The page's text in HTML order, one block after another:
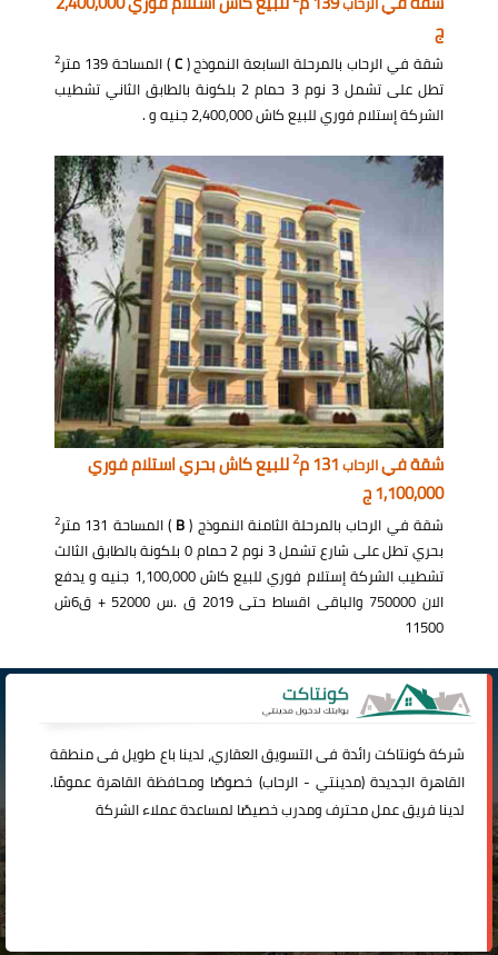
ج
شقة في الرحاب بالمرحلة السابعة النموذج (C) المساحة 139 متر 2
تطل على تشمل 3 نوم 3 حمام 2 بلكونة بالطابق الثاني تشطيب
الشركة إستلام فوري للبيع كاش 2,400,000 جنيه و .
شقة فيالرحاب 2للبيع كاش بحري استلام فوري
1,100,000 ج
شقة في الرحاب بالمرحلة الثامنة النموذج (B ) المساحة 131 متر 2
بحري تطل على شارع تشمل 3 نوم 2 حمام 0 بلكونة بالطابق الثالث
تشطيب الشركة إستلام فوري للبيع كاش 1,100,000 جنيه و يدفع
الان 750000 والباقى اقساط حتى 2019 ق .س 52000 + ق6ش
11500
شركةكونتاكترائدة فى التسويق العقاري، لدينا باع طويل فى منطقة
القاهرة الجديدة (مدينتي -الرحاب) خصوصًا ومحافظة القاهرة عمومًا.
لدينا فريق عمل محترف ومدرب خصيصًا لمساعدة عملاء الشركة